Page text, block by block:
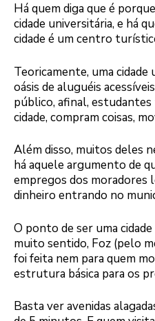
Há quem diga que é
cidade universitária, e há
cidade é um centro
Teoricamente, uma
oásis de aluguéis
público, afinal,
cidade, compram coisas,
Além disso, muitos deles
há aquele argumento de
empregos dos moradores
dinheiro entrando no
O ponto de ser uma
muito sentido, Foz (pelo
foi feita nem para quem
estrutura básica para os
Basta ver avenidas